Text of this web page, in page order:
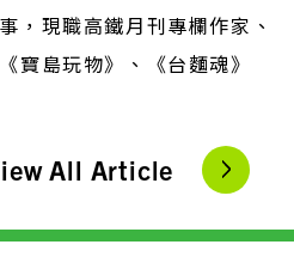
，現職高鐵月刊專欄作家、
寶島玩物》、《台麵魂》
All Article